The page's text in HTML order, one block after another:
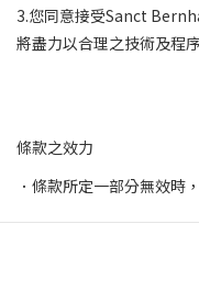
3.您同意接受Sanct
將盡力以合理之技術及程
條款之效力
．條款所定一部分無效時